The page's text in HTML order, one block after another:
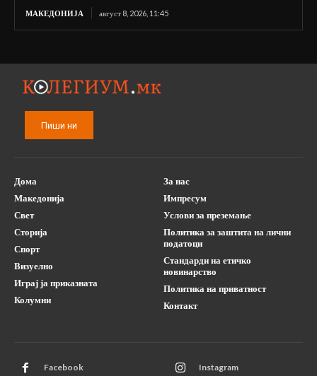
МАКЕДОНИЈА август 8, 2026, 11:45
Пиши ни
Дома
Македонија
Свет
Сторија
Спорт
Визуелно
Играј ја приказната
Колумни
За нас
Импресум
Услови за преземање
Политика за заштита на лични
податоци
Стандарди на етичко
новинарство
Политика на приватност
Контакт
Facebook Instagram